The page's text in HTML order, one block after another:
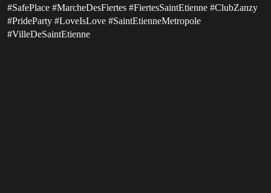
#SafePlace #MarcheDesFiertes #FiertesSaintEtienne #ClubZanzy
#PrideParty #LoveIsLove #SaintEtienneMetropole
#VilleDeSaintEtienne